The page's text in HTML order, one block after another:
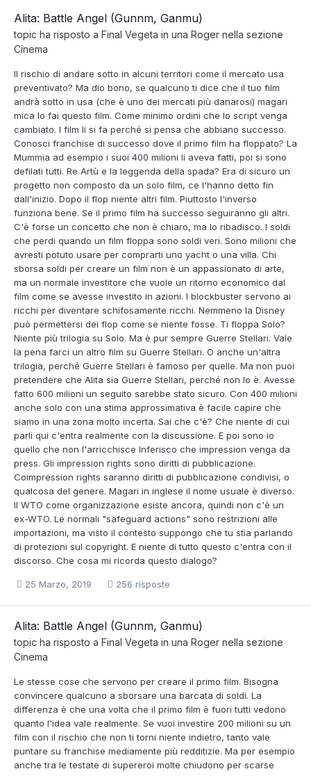
Alita: Battle Angel (Gunnm, Ganmu)
topic ha risposto a Final Vegeta in una Roger nella sezione
Cinema
Il rischio di andare sotto in alcuni territori come il mercato usa
preventivato? Ma dio bono, se qualcuno ti dice che il tuo film
andrà sotto in usa (che è uno dei mercati più danarosi) magari
mica lo fai questo film. Come minimo ordini che lo script venga
cambiato. I film li si fa perché si pensa che abbiano successo.
Conosci franchise di successo dove il primo film ha floppato? La
Mummia ad esempio i suoi 400 milioni li aveva fatti, poi si sono
defilati tutti. Re Artù e la leggenda della spada? Era di sicuro un
progetto non composto da un solo film, ce l'hanno detto fin
dall'inizio. Dopo il flop niente altri film. Piuttosto l'inverso
funziona bene. Se il primo film ha successo seguiranno gli altri.
C'è forse un concetto che non è chiaro, ma lo ribadisco. I soldi
che perdi quando un film floppa sono soldi veri. Sono milioni che
avresti potuto usare per comprarti uno yacht o una villa. Chi
sborsa soldi per creare un film non è un appassionato di arte,
ma un normale investitore che vuole un ritorno economico dal
film come se avesse investito in azioni. I blockbuster servono ai
ricchi per diventare schifosamente ricchi. Nemmeno la Disney
può permettersi dei flop come se niente fosse. Ti floppa Solo?
Niente più trilogia su Solo. Ma è pur sempre Guerre Stellari. Vale
la pena farci un altro film su Guerre Stellari. O anche un'altra
trilogia, perché Guerre Stellari è famoso per quelle. Ma non puoi
pretendere che Alita sia Guerre Stellari, perché non lo è. Avesse
fatto 600 milioni un seguito sarebbe stato sicuro. Con 400 milioni
anche solo con una stima approssimativa è facile capire che
siamo in una zona molto incerta. Sai che c'è? Che niente di cui
parli qui c'entra realmente con la discussione. E poi sono io
quello che non l'arricchisce Inferisco che impression venga da
press. Gli impression rights sono diritti di pubblicazione.
Coimpression rights saranno diritti di pubblicazione condivisi, o
qualcosa del genere. Magari in inglese il nome usuale è diverso.
Il WTO come organizzazione esiste ancora, quindi non c'è un
ex-WTO. Le normali "safeguard actions" sono restrizioni alle
importazioni, ma visto il contesto suppongo che tu stia parlando
di protezioni sul copyright. E niente di tutto questo c'entra con il
discorso. Che cosa mi ricorda questo dialogo?
25 Marzo, 2019 256 risposte
Alita: Battle Angel (Gunnm, Ganmu)
topic ha risposto a Final Vegeta in una Roger nella sezione
Cinema
Le stesse cose che servono per creare il primo film. Bisogna
convincere qualcuno a sborsare una barcata di soldi. La
differenza è che una volta che il primo film è fuori tutti vedono
quanto l'idea vale realmente. Se vuoi investire 200 milioni su un
film con il rischio che non ti torni niente indietro, tanto vale
puntare su franchise mediamente più redditizie. Ma per esempio
anche tra le testate di supereroi molte chiudono per scarse